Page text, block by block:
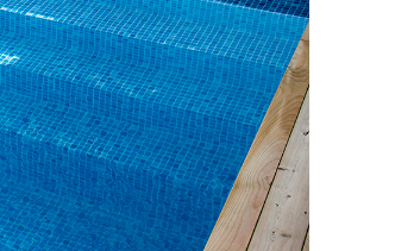
mellan ökar.
alla våra rektangulära pooler.
på poolens kortsida. I vårt
för pooler med kortsidor
är ännu bredare med invändig